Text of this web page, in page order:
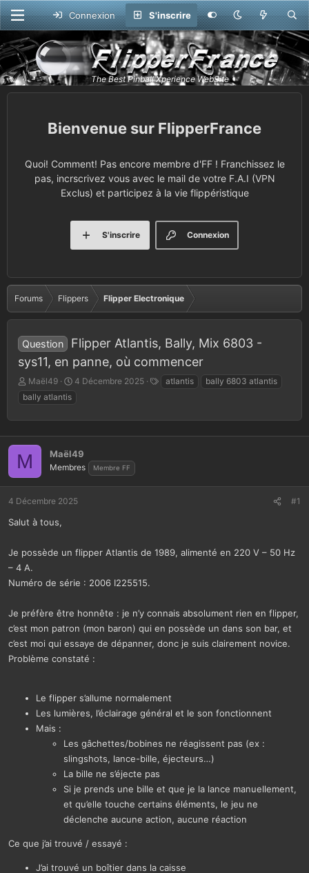
Connexion S'inscrire
FlipperFrance
Quoi! Comment! Pas encore membre d'FF ! Franchissez le
pas, incrscrivez vous avec le mail de votre F.A.I (VPN
Exclus) et participez à la vie flippéristique
Connexion
S'inscrire
Forums Flippers Flipper Electronique
Question
Flipper Atlantis, Bally, Mix 6803 -
sys11, en panne, où commencer
A
u
t
d
e
l
d
s
u
s
s
n
Maël49
D
d
é
t
4 Décembre 2025 atlantis
bally 6803 atlantis
bally atlantis
M Maël49
Membres Membre FF
4 Décembre 2025 #1
Salut à tous,
Je possède un flipper Atlantis de 1989, alimenté en 220 V – 50 Hz
– 4 A.
Numéro de série : 2006 I225515.
Je préfère être honnête : je n’y connais absolument rien en flipper,
c’est mon patron (mon baron) qui en possède un dans son bar, et
c’est moi qui essaye de dépanner, donc je suis clairement novice.
Problème constaté :
Le flipper s’allume normalement
Les lumières, l’éclairage général et le son fonctionnent
Mais :
Les gâchettes/bobines ne réagissent pas (ex :
slingshots, lance-bille, éjecteurs…)
La bille ne s’éjecte pas
Si je prends une bille et que je la lance manuellement,
et qu’elle touche certains éléments, le jeu ne
déclenche aucune action, aucune réaction
Ce que j’ai trouvé / essayé :
J’ai trouvé un boîtier dans la caisse